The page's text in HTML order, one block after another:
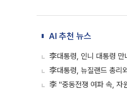
AI 추천 뉴스
李대통령, 인니 대통령
李대통령, 뉴질랜드 총리
李 "중동전쟁 여파 속, 자